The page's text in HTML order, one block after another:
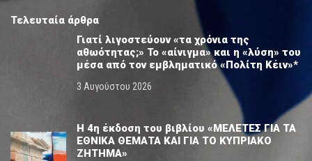
Τελευταία άρθρα
Γιατί λιγοστεύουν «τα χρόνια της
αθωότητας;» Το «αίνιγμα» και η «λύση» του
μέσα από τον εμβληματικό «Πολίτη Κέιν»*
3 Αυγούστου 2026
Η 4η έκδοση του βιβλίου «ΜΕΛΕΤΕΣ ΓΙΑ ΤΑ
ΕΘΝΙΚΑ ΘΕΜΑΤΑ ΚΑΙ ΓΙΑ ΤΟ ΚΥΠΡΙΑΚΟ
ΖΗΤΗΜΑ»